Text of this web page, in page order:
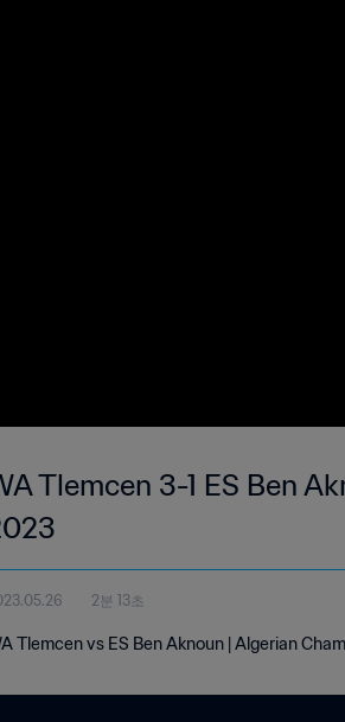
Tlemcen 3-1 ES Ben Aknoun | Algerian Championnat
2분 13초
Tlemcen vs ES Ben Aknoun | Algerian